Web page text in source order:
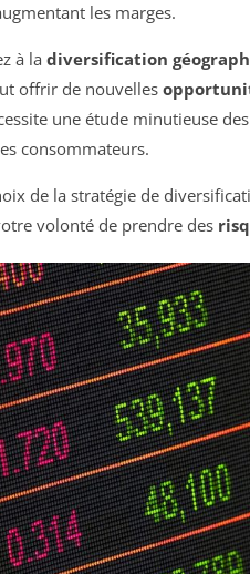
les marges.
à la diversification
offrir de nouvelles
une étude minutieuse
consommateurs.
de la stratégie de
volonté de prendre des